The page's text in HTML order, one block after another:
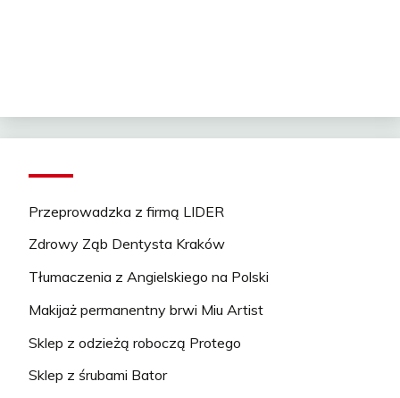
Przeprowadzka z firmą LIDER
Zdrowy Ząb Dentysta Kraków
Tłumaczenia z Angielskiego na Polski
Makijaż permanentny brwi Miu Artist
Sklep z odzieżą roboczą Protego
Sklep z śrubami Bator